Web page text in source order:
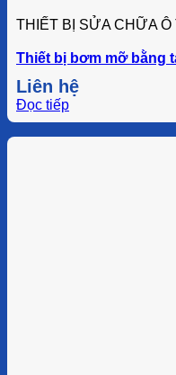
THIẾT BỊ SỬA CHỮA Ô
Thiết bị bơm mỡ bằng
Liên hệ
Đọc tiếp